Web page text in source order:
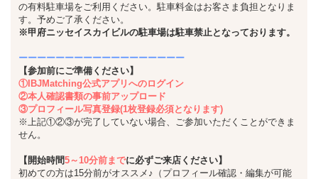
の有料駐車場をご利用ください。駐車料金はお客さま負担となりま
す。予めご了承ください。
※甲府ニッセイスカイビルの駐車場は駐車禁止となっております。
ーーーーーーーーーーーーーーーーーー
【参加前にご準備ください】
①IBJMatching公式アプリへのログイン
②本人確認書類の事前アップロード
③プロフィール写真登録(1枚登録必須となります)
※上記①②③が完了していない場合、ご参加いただくことができま
せん。
【開始時間5～10分前までに必ずご来店ください】
初めての方は15分前がオススメ♪（プロフィール確認・編集が可能